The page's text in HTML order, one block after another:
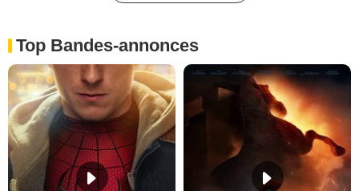
Top Bandes-annonces